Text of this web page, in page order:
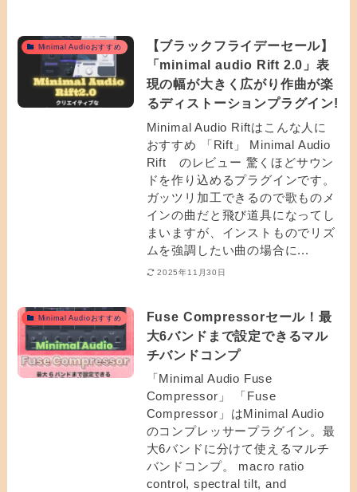
Minimal Audioおすすめ
【ブラックフライデーセール】
「minimal audio Rift 2.0」表
現の幅が大きく広がり作曲が楽
るディストーションプラグイン!
Minimal Audio Riftはこんな人に
おすすめ 「Rift」 Minimal Audio
Rift のレビュー 驚くほどサウン
ドを作り込めるプラグインです。
ガッツリ加工できるので歌ものメ
インの曲だと飛び道具になってし
まいますが、インストものでリズ
ムを強調したい曲の場合に...
2025年11月30日
Minimal Audioおすすめ
Fuse Compressorセール！最
大6バンドまで設定できるマル
チバンドコンプ
「Minimal Audio Fuse
Compressor」 「Fuse
Compressor」はMinimal Audio
のコンプレッサープラグイン。最
大6バンドに分けて使えるマルチ
バンドコンプ。 macro ratio
control, spectral tilt, and